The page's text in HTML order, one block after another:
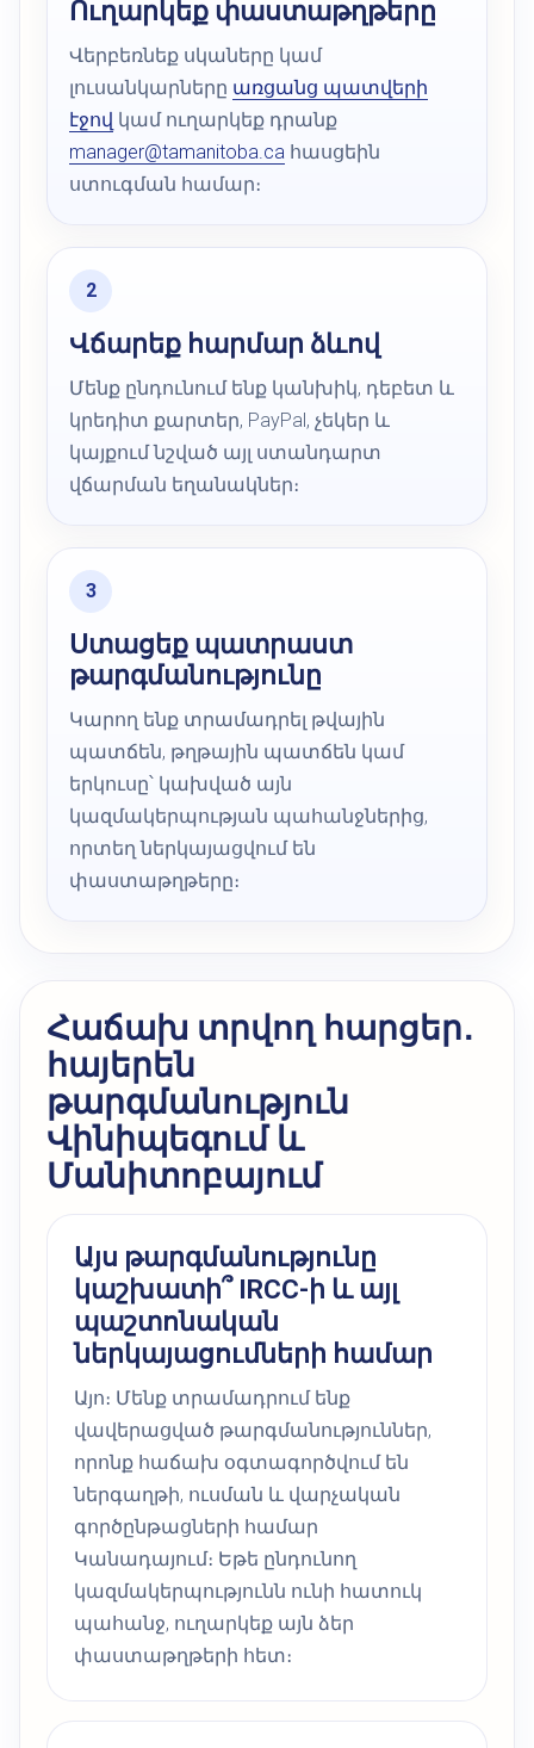
Ուղարկեք փաստաթղթերը
Վերբեռնեք սկաները կամ
լուսանկարները առցանց պատվերի
էջով կամ ուղարկեք դրանք
manager@tamanitoba.ca հասցեին
ստուգման համար։
Վճարեք հարմար ձևով
Մենք ընդունում ենք կանխիկ, դեբետ և
կրեդիտ քարտեր, PayPal, չեկեր և
կայքում նշված այլ ստանդարտ
վճարման եղանակներ։
Ստացեք պատրաստ
թարգմանությունը
Կարող ենք տրամադրել թվային
պատճեն, թղթային պատճեն կամ
երկուսը՝ կախված այն
կազմակերպության պահանջներից,
որտեղ ներկայացվում են
փաստաթղթերը։
Հաճախ տրվող հարցեր․
հայերեն
թարգմանություն
Վինիպեգում և
Մանիտոբայում
Այս թարգմանությունը
կաշխատի՞ IRCC-ի և այլ
պաշտոնական
ներկայացումների համար
Այո։ Մենք տրամադրում ենք
վավերացված թարգմանություններ,
որոնք հաճախ օգտագործվում են
ներգաղթի, ուսման և վարչական
գործընթացների համար
Կանադայում։ Եթե ընդունող
կազմակերպությունն ունի հատուկ
պահանջ, ուղարկեք այն ձեր
փաստաթղթերի հետ։